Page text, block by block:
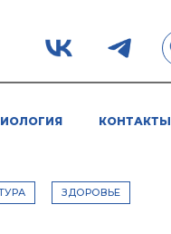
КОНТАКТЫ
ЗДОРОВЬЕ